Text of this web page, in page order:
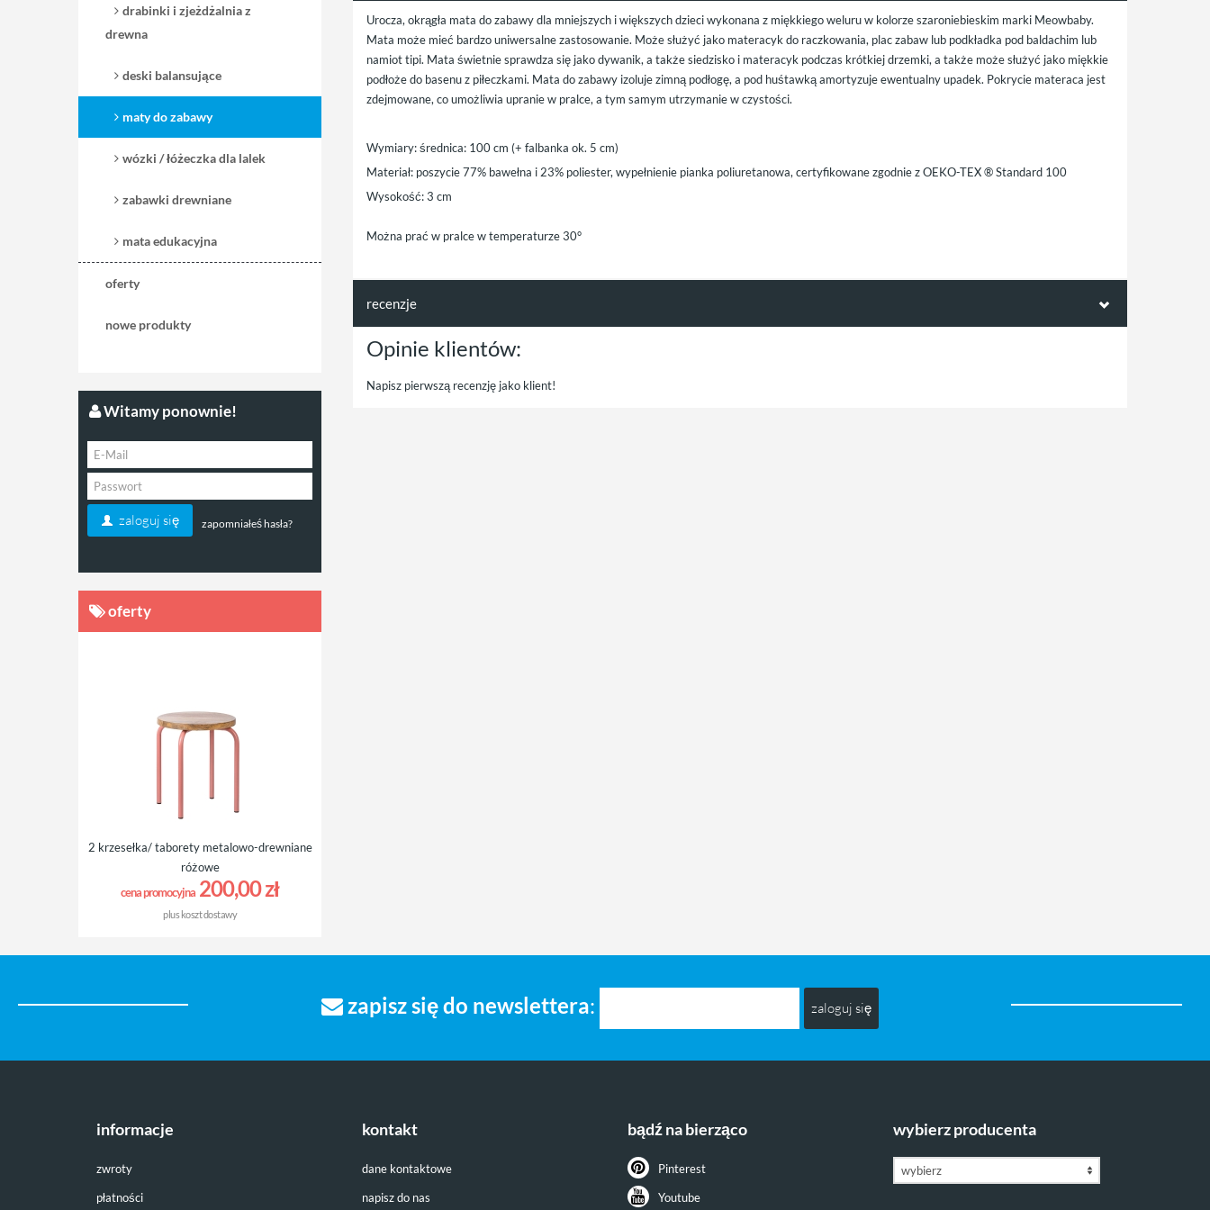
Urocza, okrągła mata do zabawy dla mniejszych i większych dzieci wykonana z miękkiego weluru w kolorze szaroniebieskim marki Meowbaby.
Mata może mieć bardzo uniwersalne zastosowanie. Może służyć jako materacyk do raczkowania, plac zabaw lub podkładka pod baldachim lub
namiot tipi. Mata świetnie sprawdza się jako dywanik, a także siedzisko i materacyk podczas krótkiej drzemki, a także może służyć jako miękkie
podłoże do basenu z piłeczkami. Mata do zabawy izoluje zimną podłogę, a pod huśtawką amortyzuje ewentualny upadek. Pokrycie materaca jest
zdejmowane, co umożliwia upranie w pralce, a tym samym utrzymanie w czystości.
Wymiary: średnica: 100 cm (+ falbanka ok. 5 cm)
Materiał: poszycie 77% bawełna i 23% poliester, wypełnienie pianka poliuretanowa, certyfikowane zgodnie z OEKO-TEX ® Standard 100
Wysokość: 3 cm
Można prać w pralce w temperaturze 30°
recenzje
Opinie klientów:
Napisz pierwszą recenzję jako klient!
drabinki i zjeżdżalnia z
drewna
deski balansujące
maty do zabawy
wózki / łóżeczka dla lalek
zabawki drewniane
mata edukacyjna
oferty
nowe produkty
Witamy ponownie!
zaloguj się zapomniałeś hasła?
oferty
2 krzesełka/ taborety metalowo-drewniane
różowe
cena promocyjna 200,00 zł
pluskoszt dostawy
zapisz się do newslettera: zaloguj się
informacje
zwroty
płatności
kontakt
dane kontaktowe
napisz do nas
bądź na bierząco
Pinterest
Youtube
wybierz producenta